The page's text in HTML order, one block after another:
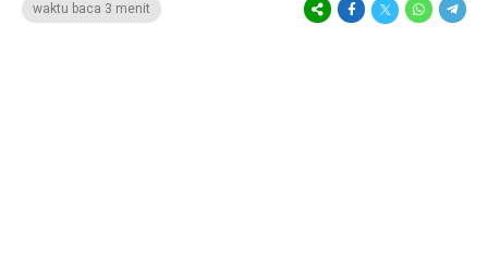
waktu baca 3 menit